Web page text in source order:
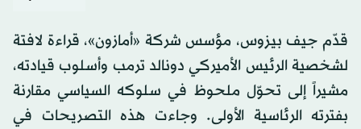
قدّم جيف بيزوس، مؤسس شركة «أمازون»، قراءة لافتة
لشخصية الرئيس الأميركي دونالد ترمب وأسلوب قيادته،
مشيراً إلى تحوّل ملحوظ في سلوكه السياسي مقارنة
بفترته الرئاسية الأولى. وجاءت هذه التصريحات في